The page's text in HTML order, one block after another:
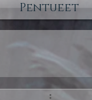
Pentueet